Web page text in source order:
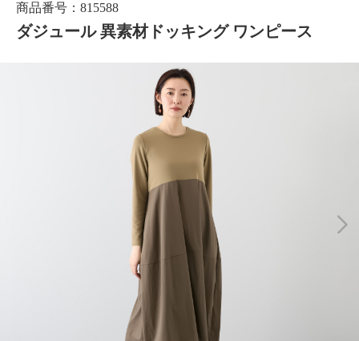
商品番号：815588
ダジュール 異素材ドッキング ワンピース